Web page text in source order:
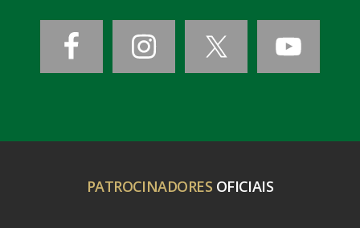
PATROCINADORES OFICIAIS